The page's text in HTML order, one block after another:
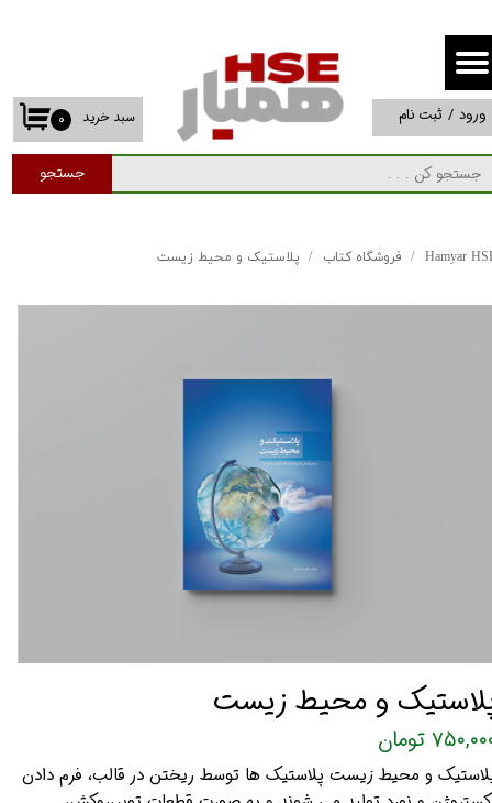
جستجو
۰ سبد خرید ورود / ثبت نام
حساب کاربری من
تغییر گذر واژه
سفارشات
Hamyar فروشگاه کتاب پلاستیک و محیط زیست
و محیط زیست
تومان
و محیط زیست پلاستیک ها توسط ریختن در قالب، فرم دادن